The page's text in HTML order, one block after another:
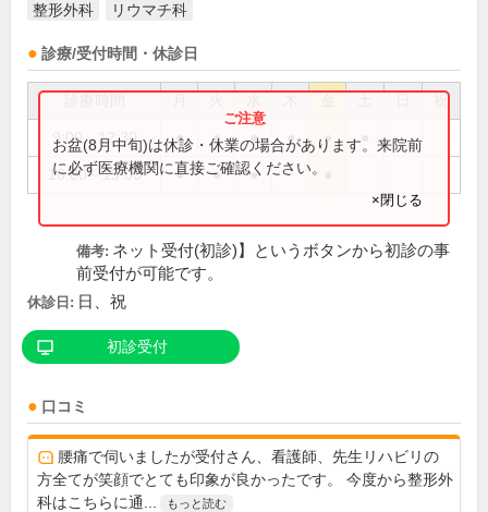
整形外科 リウマチ科
診療/受付時間・休診日
祝
9:00～12:30 ● ● ● ● ●
16:00～19:00 ● ● ●
お盆(8月中旬)は休診・休業の場合があります。来院前
に必ず医療機関に直接ご確認ください。
×閉じる
備考: ネット受付(初診)】というボタンから初診の事
前受付が可能です。
休診日: 日、祝
初診受付
口コミ
腰痛で伺いましたが受付さん、看護師、先生リハビリの
方全てが笑顔でとても印象が良かったです。 今度から整形外
科はこちらに通...
もっと読む